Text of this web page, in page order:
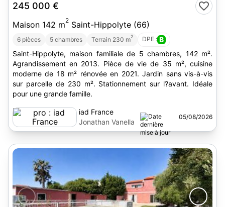
245 000 €
Maison 142 m2 Saint-Hippolyte (66)
6 pièces 5 chambres Terrain 230 m2 DPE : B
Saint-Hippolyte, maison familiale de 5 chambres, 142 m².
Agrandissement en 2013. Pièce de vie de 35 m², cuisine
moderne de 18 m² rénovée en 2021. Jardin sans vis-à-vis
sur parcelle de 230 m². Stationnement sur l?avant. Idéale
pour une grande famille.
iad France
Jonathan Vanella
05/08/2026